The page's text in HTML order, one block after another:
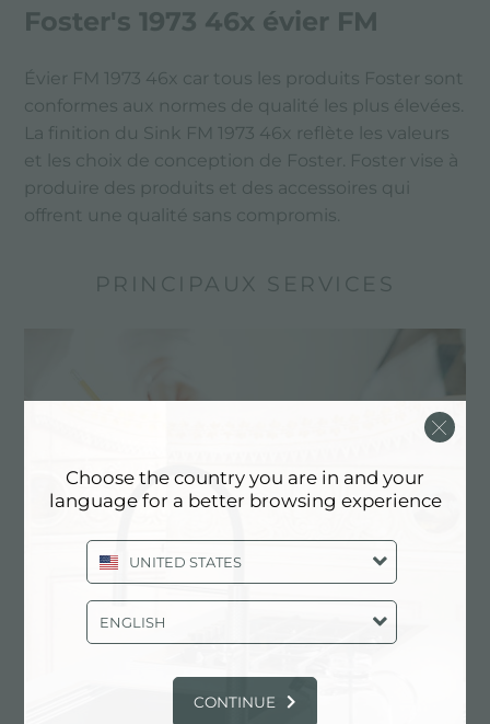
Foster's 1973 46x évier FM
Évier FM 1973 46x car tous les produits Foster sont
conformes aux normes de qualité les plus élevées.
La finition du Sink FM 1973 46x reflète les valeurs
et les choix de conception de Foster. Foster vise à
produire des produits et des accessoires qui
offrent une qualité sans compromis.
PRINCIPAUX SERVICES
Dessin personnalisé
Les produits sur mesure sont les éléments
distinctifs de la production de Foster
Choose the country you are in and your
language for a better browsing experience
UNITED STATES
ENGLISH
CONTINUE